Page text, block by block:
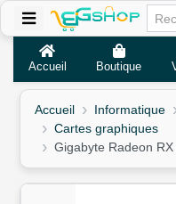
Accueil Boutique
Accueil Informatique
Cartes graphiques
Gigabyte Radeon